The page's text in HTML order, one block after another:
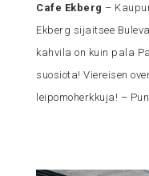
Cafe Ekberg –
Ekberg sijaitsee
kahvila on kuin pala
suosiota! Viereisen
leipomoherkkuja! –